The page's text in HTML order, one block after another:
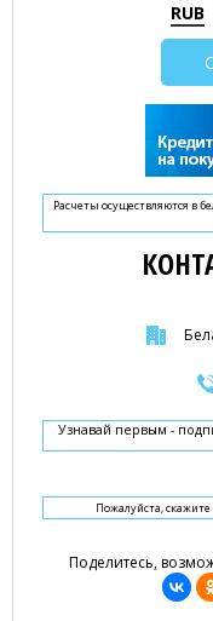
RUB
Расчеты осуществляются в
Узнавай первым -
Пожалуйста,
Поделитесь,